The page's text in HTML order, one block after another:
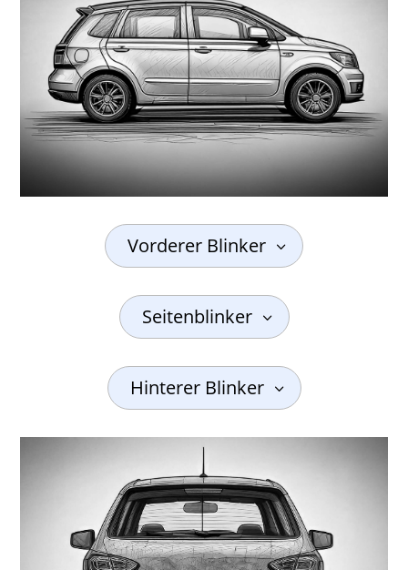
Vorderer Blinker
Seitenblinker
Hinterer Blinker